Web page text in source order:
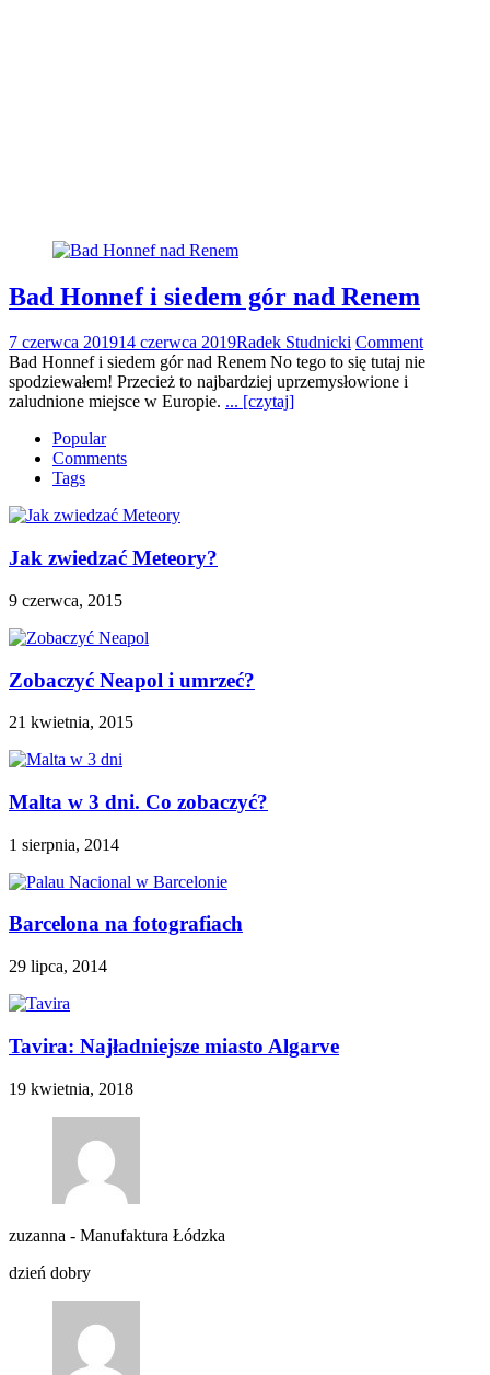
Bad Honnef i siedem gór nad Renem
7 czerwca 201914 czerwca 2019Radek Studnicki Comment
Bad Honnef i siedem gór nad Renem No tego to się tutaj nie
spodziewałem! Przecież to najbardziej uprzemysłowione i
zaludnione miejsce w Europie. ... [czytaj]
Popular
Comments
Tags
Jak zwiedzać Meteory?
9 czerwca, 2015
Zobaczyć Neapol i umrzeć?
21 kwietnia, 2015
Malta w 3 dni. Co zobaczyć?
1 sierpnia, 2014
Barcelona na fotografiach
29 lipca, 2014
Tavira: Najładniejsze miasto Algarve
19 kwietnia, 2018
zuzanna - Manufaktura Łódzka
dzień dobry